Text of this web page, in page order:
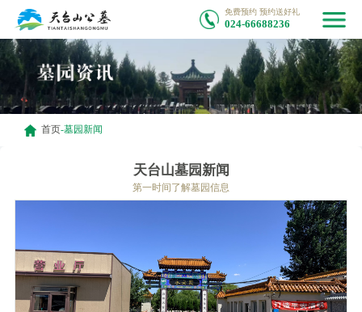
免费预约 预约送好礼
024-66688236
首页-墓园新闻
天台山墓园新闻
第一时间了解墓园信息